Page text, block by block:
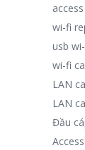
wi-fi
usb
wi-fi
LAN
LAN
Đầu